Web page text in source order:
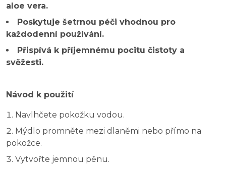
aloe vera.
Poskytuje šetrnou péči vhodnou pro
každodenní používání.
Přispívá k příjemnému pocitu čistoty a
svěžesti.
Návod k použití
Navlhčete pokožku vodou.
Mýdlo promněte mezi dlaněmi nebo přímo na
pokožce.
Vytvořte jemnou pěnu.